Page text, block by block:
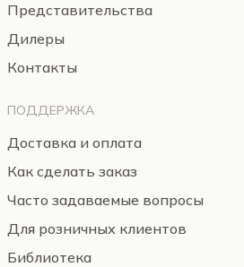
Представительства
Дилеры
Контакты
ПОДДЕРЖКА
Доставка и оплата
Как сделать заказ
Часто задаваемые вопросы
Для розничных клиентов
Библиотека